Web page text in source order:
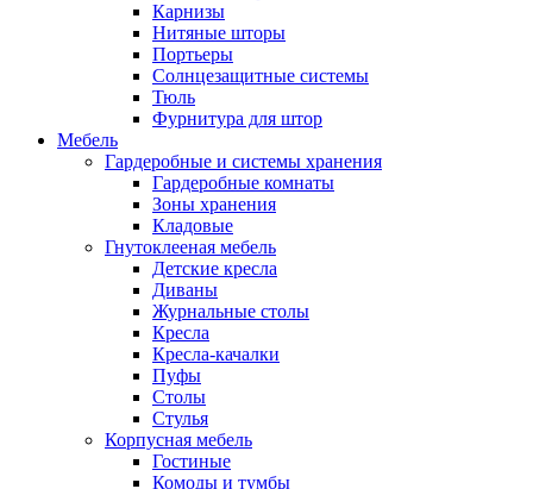
Карнизы
Нитяные шторы
Портьеры
Солнцезащитные системы
Тюль
Фурнитура для штор
Мебель
Гардеробные и системы хранения
Гардеробные комнаты
Зоны хранения
Кладовые
Гнутоклееная мебель
Детские кресла
Диваны
Журнальные столы
Кресла
Кресла-качалки
Пуфы
Столы
Стулья
Корпусная мебель
Гостиные
Комоды и тумбы